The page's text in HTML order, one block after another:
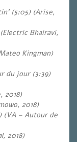
(5:05) (Arise,
(Electric Bhairavi,
Kingman)
du jour (3:39)
2018)
2018)
(VA – Autour de
2018)